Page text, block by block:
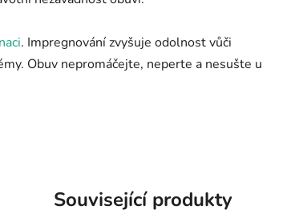
. Impregnování zvyšuje odolnost vůči
Obuv nepromáčejte, neperte a nesušte u
Související produkty